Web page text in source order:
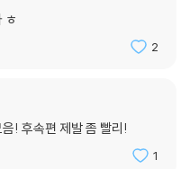
ㅎ
2
! 후속편 제발 좀 빨리!
1